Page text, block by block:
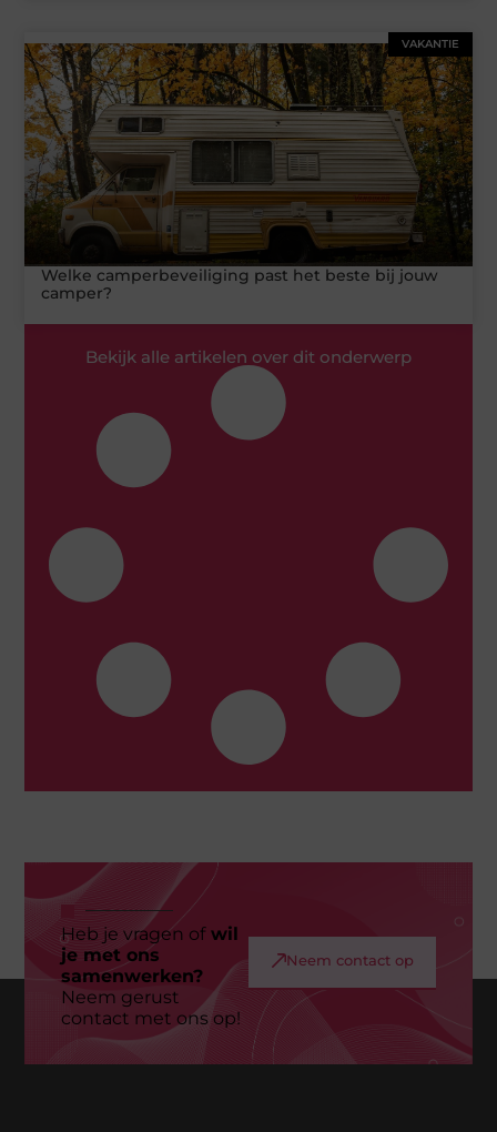
VAKANTIE
Welke camperbeveiliging past het beste bij jouw
camper?
Bekijk alle artikelen over dit onderwerp
Heb je vragen ofwil
je met ons
samenwerken?
Neem gerust
contact met ons op!
Neem contact op